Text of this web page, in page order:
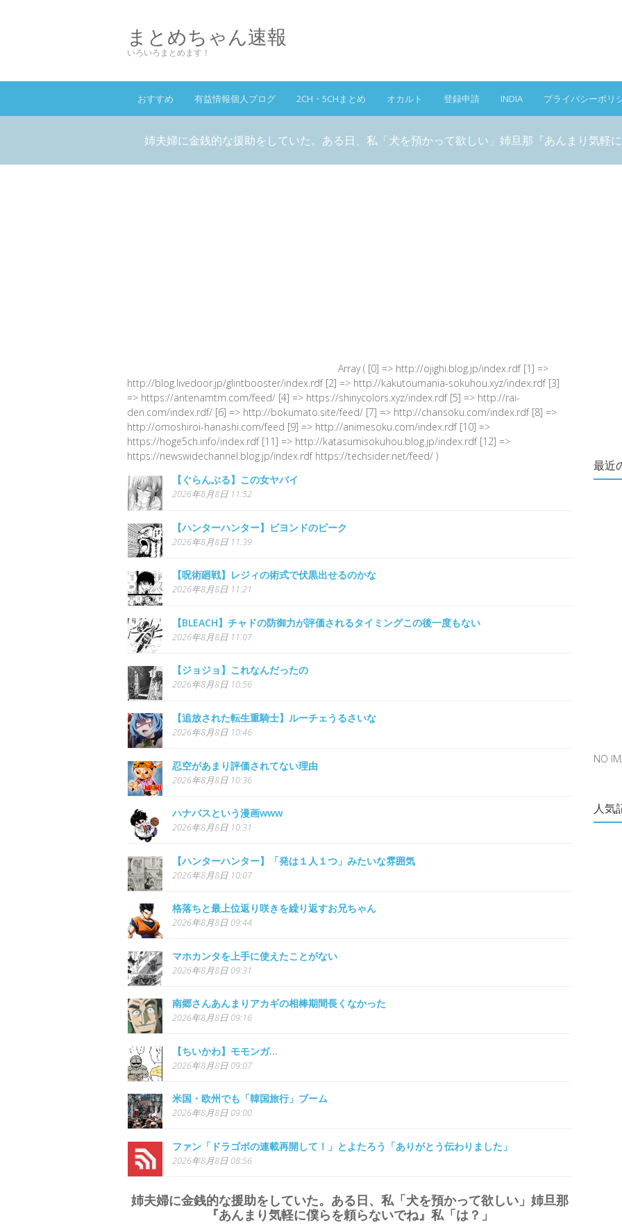
まとめちゃん速報
いろいろまとめます！
おすすめ 有益情報個人ブログ 2CH・5CHまとめ オカルト 登録申請 INDIA プライバシーポリ
姉夫婦に金銭的な援助をしていた。ある日、私「犬を預かって欲しい」姉旦那『あんまり気軽
Array ( [0] => http://ojighi.blog.jp/index.rdf [1] =>
http://blog.livedoor.jp/glintbooster/index.rdf [2] => http://kakutoumania-sokuhou.xyz/index.rdf [3]
=> https://antenamtm.com/feed/ [4] => https://shinycolors.xyz/index.rdf [5] => http://rai-
den.com/index.rdf/ [6] => http://bokumato.site/feed/ [7] => http://chansoku.com/index.rdf [8] =>
http://omoshiroi-hanashi.com/feed [9] => http://animesoku.com/index.rdf [10] =>
https://hoge5ch.info/index.rdf [11] => http://katasumisokuhou.blog.jp/index.rdf [12] =>
https://newswidechannel.blog.jp/index.rdf https://techsider.net/feed/ )
【ぐらんぶる】この女ヤバイ
2026年8月8日 11:52
【ハンターハンター】ビヨンドのピーク
2026年8月8日 11:39
【呪術廻戦】レジィの術式で伏黒出せるのかな
2026年8月8日 11:21
【BLEACH】チャドの防御力が評価されるタイミングこの後一度もない
2026年8月8日 11:07
【ジョジョ】これなんだったの
2026年8月8日 10:56
【追放された転生重騎士】ルーチェうるさいな
2026年8月8日 10:46
忍空があまり評価されてない理由
2026年8月8日 10:36
ハナバスという漫画www
2026年8月8日 10:31
【ハンターハンター】「発は１人１つ」みたいな雰囲気
2026年8月8日 10:07
格落ちと最上位返り咲きを繰り返すお兄ちゃん
2026年8月8日 09:44
マホカンタを上手に使えたことがない
2026年8月8日 09:31
南郷さんあんまりアカギの相棒期間長くなかった
2026年8月8日 09:16
【ちいかわ】モモンガ...
2026年8月8日 09:07
米国・欧州でも「韓国旅行」ブーム
2026年8月8日 09:00
ファン「ドラゴボの連載再開して！」とよたろう「ありがとう伝わりました」
2026年8月8日 08:56
姉夫婦に金銭的な援助をしていた。ある日、私「犬を預かって欲しい」姉旦那
『あんまり気軽に僕らを頼らないでね』私「は？」
最近
NO
人気